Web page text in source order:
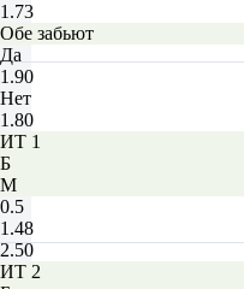
1.73
Обе забьют
Да
1.90
Нет
1.80
ИТ 1
Б
М
0.5
1.48
2.50
ИТ 2